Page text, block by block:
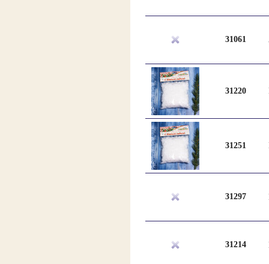
31061
31220
31251
31297
31214